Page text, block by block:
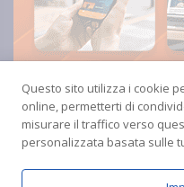
Questo sito utilizza i cookie
online, permetterti di
misurare il traffico verso
personalizzata basata sulle